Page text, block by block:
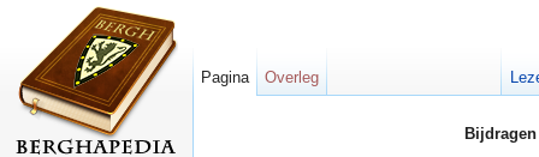
Pagina Overleg